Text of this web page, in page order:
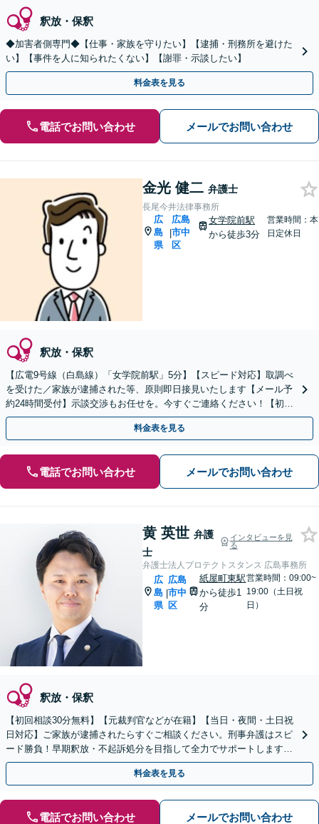
釈放・保釈
◆加害者側専門◆【仕事・家族を守りたい】【逮捕・刑務所を避けた
い】【事件を人に知られたくない】【謝罪・示談したい】
料金表を見る
電話でお問い合わせ メールでお問い合わせ
金光 健二 弁護士
長尾今井法律事務所
広
島
県
|
広島
市中
区
女学院前駅
から徒歩3分
営業時間：本
日定休日
釈放・保釈
【広電9号線（白島線）「女学院前駅」5分】【スピード対応】取調べ
を受けた／家族が逮捕された等、原則即日接見いたします【メール予
約24時間受付】示談交渉もお任せを。今すぐご連絡ください！【初回
相談無料】【休日・夜間対応可】
料金表を見る
電話でお問い合わせ メールでお問い合わせ
黄 英世 弁護
士
インタビューを見
る
弁護士法人プロテクトスタンス 広島事務所
広
島
県
|
広島
市中
区
紙屋町東駅
から徒歩1
分
営業時間：09:00~
19:00（土日祝
日）
釈放・保釈
【初回相談30分無料】【元裁判官などが在籍】【当日・夜間・土日祝
日対応】ご家族が逮捕されたらすぐご相談ください。刑事弁護はスピ
ード勝負！早期釈放・不起訴処分を目指して全力でサポートします。
【スピード対応】
料金表を見る
電話でお問い合わせ メールでお問い合わせ